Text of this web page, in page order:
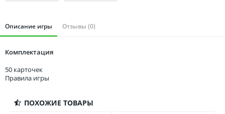
Описание игры Отзывы (0)
Комплектация
50 карточек
Правила игры
ПОХОЖИЕ ТОВАРЫ